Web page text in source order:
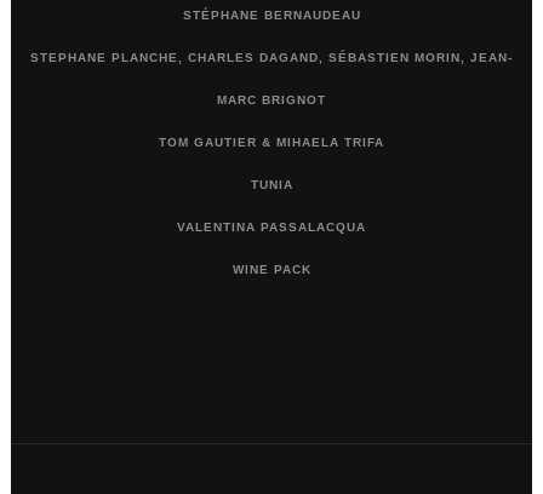
STÉPHANE BERNAUDEAU
STEPHANE PLANCHE, CHARLES DAGAND, SÉBASTIEN MORIN, JEAN-
MARC BRIGNOT
TOM GAUTIER & MIHAELA TRIFA
TUNIA
VALENTINA PASSALACQUA
WINE PACK